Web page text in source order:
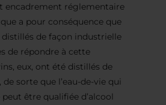
encadrement réglementaire
a pour conséquence que
distillés de façon industrielle
de répondre à cette
eux, ont été distillés de
sorte que l’eau-de-vie qui
être qualifiée d’alcool